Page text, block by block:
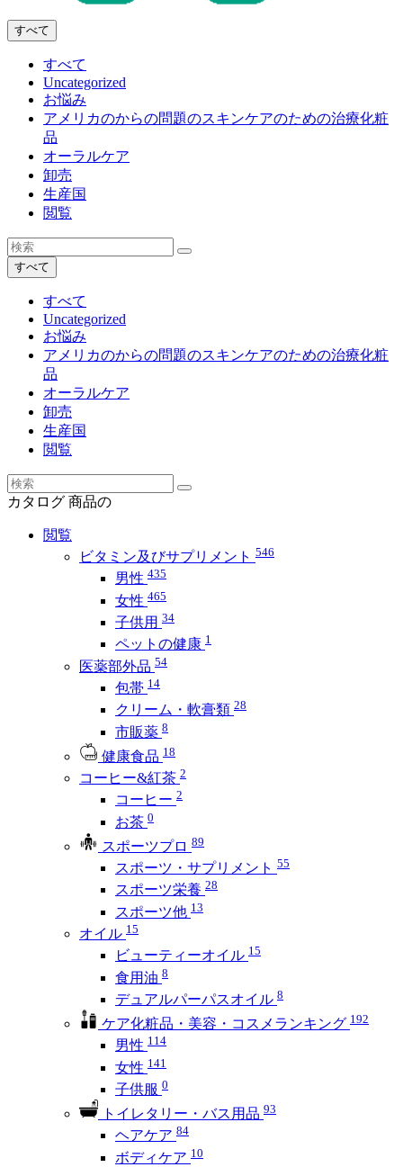
すべて
すべて
Uncategorized
お悩み
アメリカのからの問題のスキンケアのための治療化粧
品
オーラルケア
卸売
生産国
閲覧
すべて
すべて
Uncategorized
お悩み
アメリカのからの問題のスキンケアのための治療化粧
品
オーラルケア
卸売
生産国
閲覧
カタログ 商品の
閲覧
ビタミン及びサプリメント 546
男性 435
女性 465
子供用 34
ペットの健康 1
医薬部外品 54
包帯 14
クリーム・軟膏類 28
市販薬 8
健康食品 18
コーヒー&紅茶 2
コーヒー 2
お茶 0
スポーツプロ 89
スポーツ・サプリメント 55
スポーツ栄養 28
スポーツ他 13
オイル 15
ビューティーオイル 15
食用油 8
デュアルパーパスオイル 8
ケア化粧品・美容・コスメランキング 192
男性 114
女性 141
子供服 0
トイレタリー・バス用品 93
ヘアケア 84
ボディケア 10